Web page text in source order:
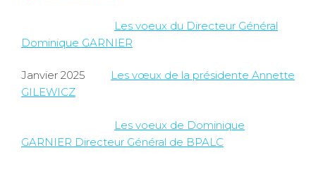
Les voeux du Directeur Général
Dominique GARNIER
Janvier 2025
Les vœux de la présidente Annette
GILEWICZ
Les voeux de Dominique
GARNIER Directeur Général de BPALC